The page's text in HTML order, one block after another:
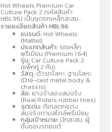
Hot Wheels Premium Car
Culture Pack 2 (รหัสสินค้า
HBL96) เป็นชุดรถเหล็กสะสม
พรีเมียมขนาด 1:64 จำนวน 2 คันต่อ
แพ็ค โดดเด่นด้วยรายละเอียด
สมจริง ล้อจำลองยางจริง ตัวรถ
และฐานผลิตจากโลหะ
(Metal/Metal) คละแบบรถสปอร์ต
และรถแข่งที่เป็นที่นิยม เช่น
Porsche, Audi, Nissan เหมาะ
สำหรับนักสะสมอายุ 3 ปีขึ้นไป
รายละเอียดสินค้า HBL96
แบรนด์: Hot Wheels
(Mattel)
ประเภทสินค้า: รถเหล็ก
พรีเมียม (Premium 1:64)
รุ่น: Car Culture Pack 2
(แพ็คคู่ 2 คัน)
วัสดุ: ตัวรถโลหะ, ฐานโลหะ
(Die-cast metal body &
chassis)
ล้อ: ยางจำลองสมจริง
(Real Riders rubber tires)
จุดเด่น: ดีเทลตกแต่ง
สมจริงตามสไตล์พรีเมียม
กลุ่มเป้าหมาย: นักสะสม, ผู้
ชื่นชอบรถยนต์